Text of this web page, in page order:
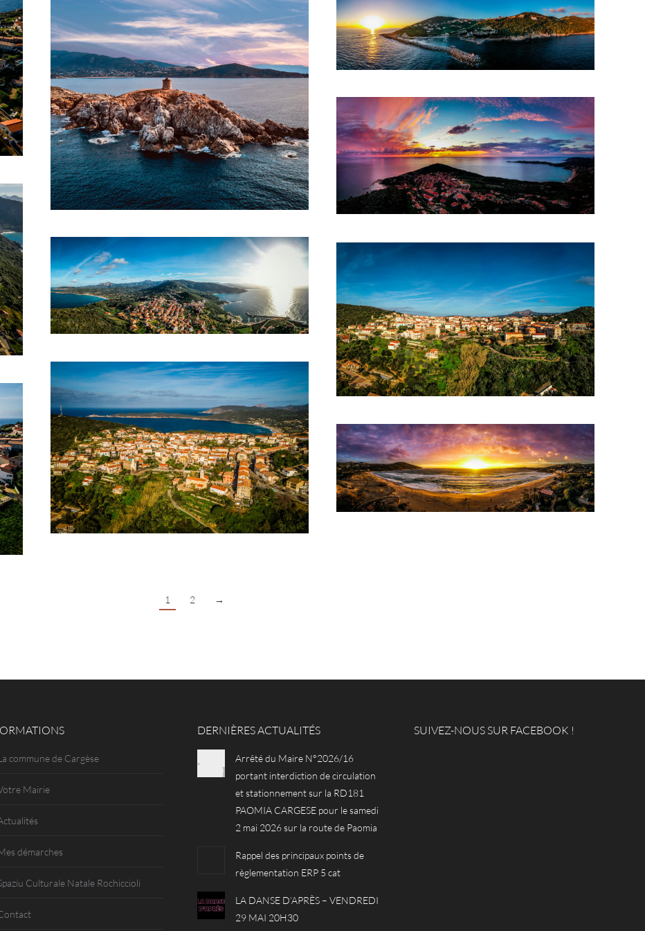
1 2 →
commune de Cargèse
Mairie
démarches
Culturale Natale Rochiccioli
DERNIÈRES ACTUALITÉS
Arrêté du Maire N°2026/16
portant interdiction de circulation
et stationnement sur la RD181
PAOMIA CARGESE pour le samedi
2 mai 2026 sur la route de Paomia
Rappel des principaux points de
règlementation ERP 5 cat
LA DANSE D’APRÈS – VENDREDI
29 MAI 20H30
SUIVEZ-NOUS SUR FACEBOOK !